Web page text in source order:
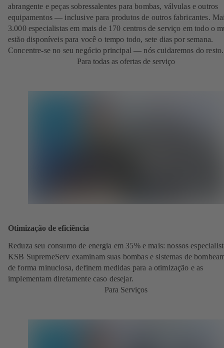
abrangente e peças sobressalentes para bombas, válvulas e outros
equipamentos — inclusive para produtos de outros fabricantes.
3.000 especialistas em mais de 170 centros de serviço em todo o
estão disponíveis para você o tempo todo, sete dias por semana.
Concentre-se no seu negócio principal — nós cuidaremos do resto.
Para todas as ofertas de serviço
Otimização de eficiência
Reduza seu consumo de energia em 35% e mais: nossos
KSB SupremeServ examinam suas bombas e sistemas de
de forma minuciosa, definem medidas para a otimização e as
implementam diretamente caso desejar.
Para Serviços